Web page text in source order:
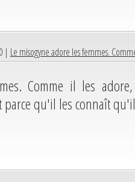
| Le misogyne adore les femmes.
Comme il les
qu'il les connaît